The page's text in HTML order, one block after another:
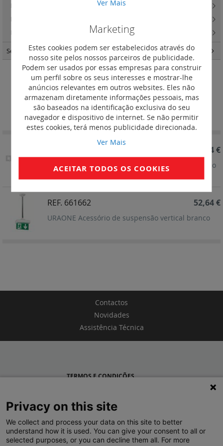
Acessório de suspensão vertical
Ordenar por
Definir
Ordenação
URAONE Acessório de suspensão vertical alumínio
74,34 €
REF. 661662
URAONE Acessório de suspensão vertical branco
52,64 €
Etiquetas para os blocos autónomos(7)
Lanterna portátil LED
Pilotos de balizagem Lipso LED(17)
Segurança(37)
Contactos
Novidades
Assistência Técnica
Ver Mais
Marketing
Estes cookies podem ser estabelecidos através do
nosso site pelos nossos parceiros de publicidade.
Podem ser usados por essas empresas para construir
um perfil sobre os seus interesses e mostrar-lhe
anúncios relevantes em outros websites. Eles não
armazenam diretamente informações pessoais, mas
são baseados na identificação exclusiva do seu
navegador e dispositivo de internet. Se não permitir
estes cookies, terá menos publicidade direcionada.
Ver Mais
ACEITAR TODOS OS COOKIES
TERMOS E CONDIÇÕES
LEGRAND PORTUGAL
GRUPO LEGRAND NO MUNDO
Privacy on this site
We collect and process your data on this site to better
understand how it is used. You can give your consent to all or
selected purposes, or you can decline them all. For more